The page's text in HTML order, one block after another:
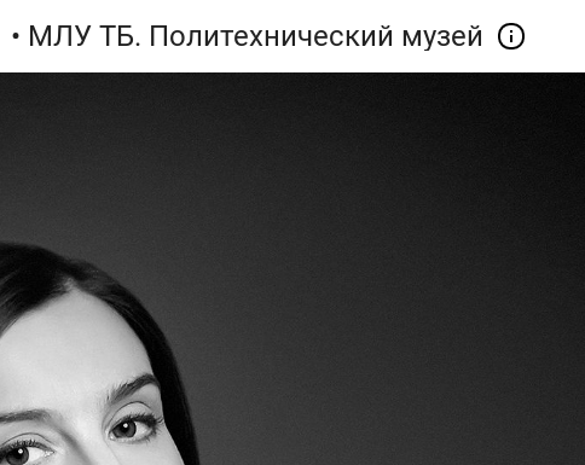
• МЛУ ТБ. Политехнический музей